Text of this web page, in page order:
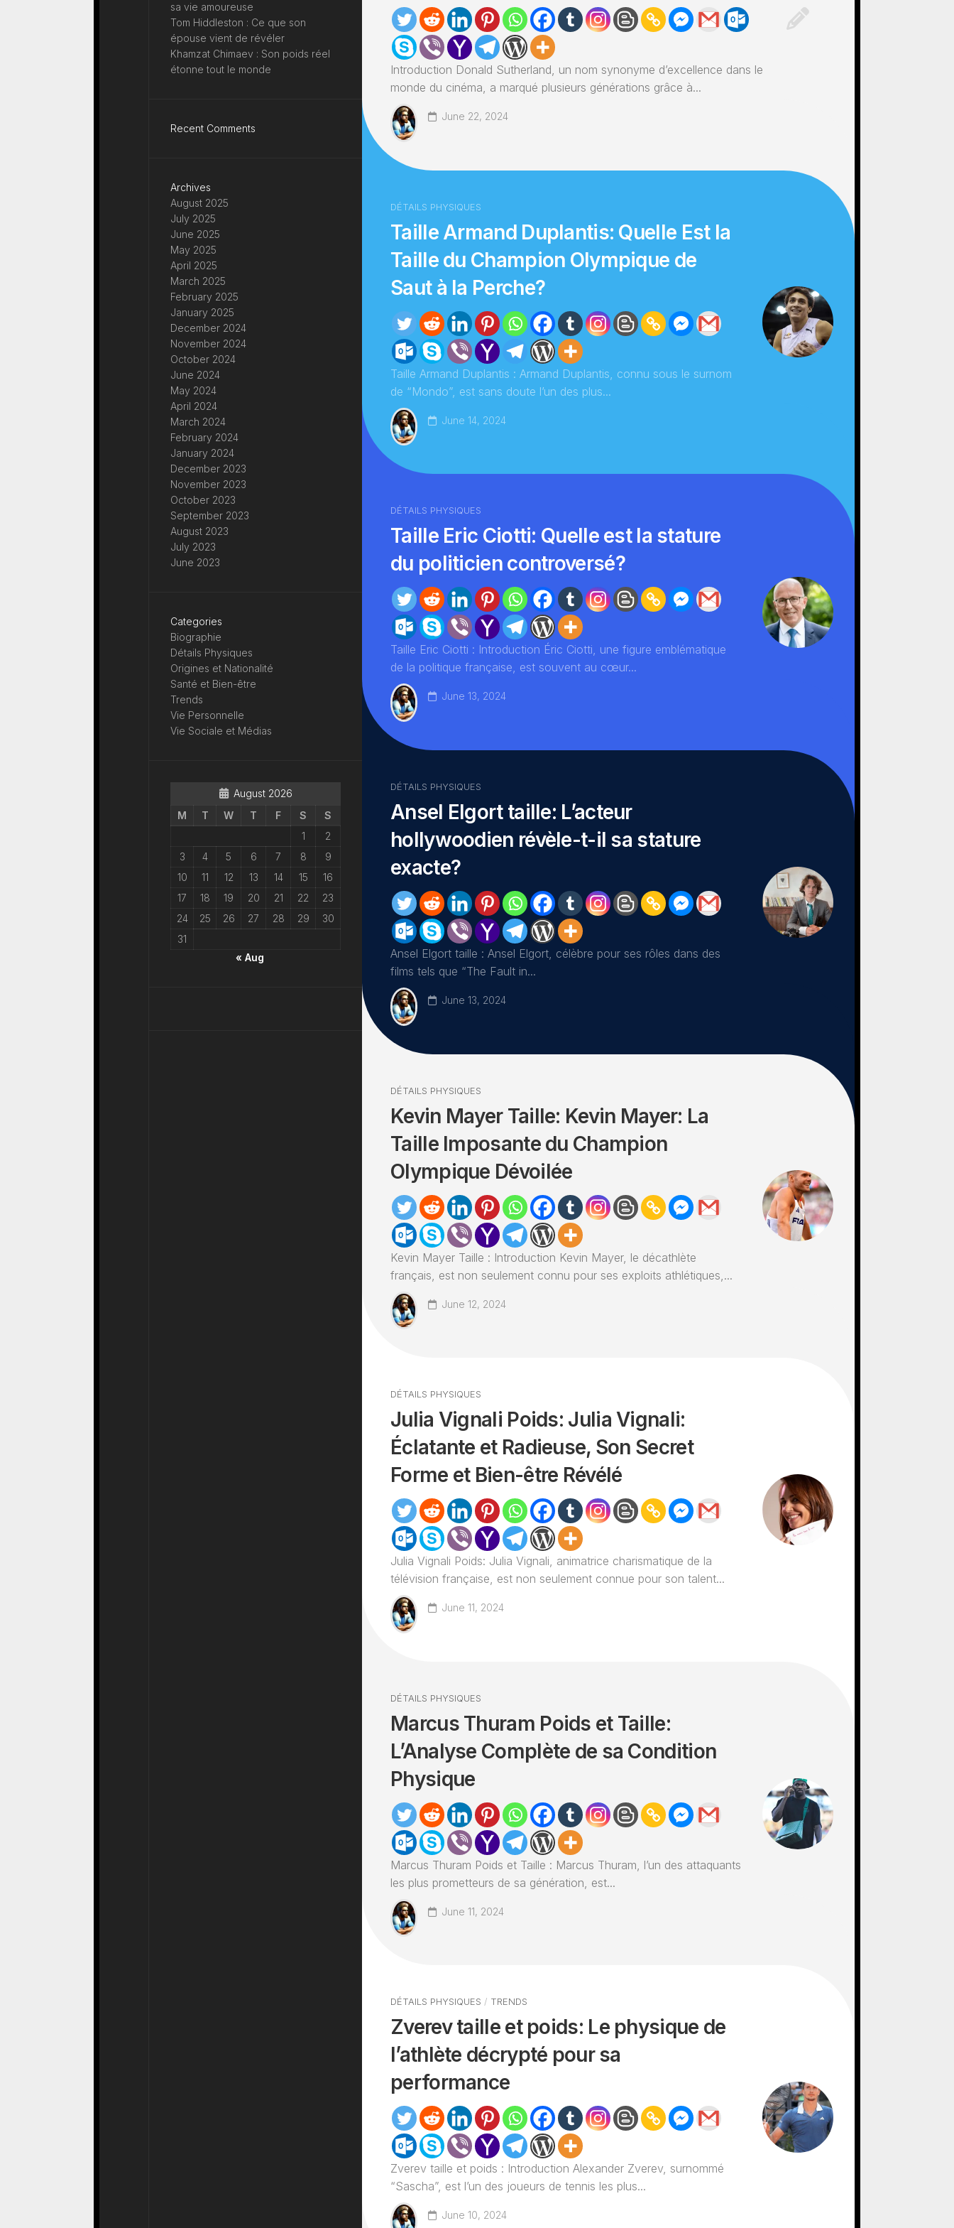
Introduction Donald Sutherland, un nom synonyme d’excellence dans le
monde du cinéma, a marqué plusieurs générations grâce à...
June 22, 2024
DÉTAILS PHYSIQUES
Taille Armand Duplantis: Quelle Est la
Taille du Champion Olympique de
Saut à la Perche?
Taille Armand Duplantis : Armand Duplantis, connu sous le surnom
de “Mondo”, est sans doute l’un des plus...
June 14, 2024
DÉTAILS PHYSIQUES
Taille Eric Ciotti: Quelle est la stature
du politicien controversé?
Taille Eric Ciotti : Introduction Éric Ciotti, une figure emblématique
de la politique française, est souvent au cœur...
June 13, 2024
DÉTAILS PHYSIQUES
Ansel Elgort taille: L’acteur
hollywoodien révèle-t-il sa stature
exacte?
Ansel Elgort taille : Ansel Elgort, célèbre pour ses rôles dans des
films tels que “The Fault in...
June 13, 2024
DÉTAILS PHYSIQUES
Kevin Mayer Taille: Kevin Mayer: La
Taille Imposante du Champion
Olympique Dévoilée
Kevin Mayer Taille : Introduction Kevin Mayer, le décathlète
français, est non seulement connu pour ses exploits athlétiques,...
June 12, 2024
DÉTAILS PHYSIQUES
Julia Vignali Poids: Julia Vignali:
Éclatante et Radieuse, Son Secret
Forme et Bien-être Révélé
Julia Vignali Poids: Julia Vignali, animatrice charismatique de la
télévision française, est non seulement connue pour son talent...
June 11, 2024
DÉTAILS PHYSIQUES
Marcus Thuram Poids et Taille:
L’Analyse Complète de sa Condition
Physique
Marcus Thuram Poids et Taille : Marcus Thuram, l’un des attaquants
les plus prometteurs de sa génération, est...
June 11, 2024
DÉTAILS PHYSIQUES / TRENDS
Zverev taille et poids: Le physique de
l’athlète décrypté pour sa
performance
Zverev taille et poids : Introduction Alexander Zverev, surnommé
“Sascha”, est l’un des joueurs de tennis les plus...
June 10, 2024
sa vie amoureuse
Tom Hiddleston : Ce que son
épouse vient de révéler
Khamzat Chimaev : Son poids réel
étonne tout le monde
Recent Comments
Archives
August 2025
July 2025
June 2025
May 2025
April 2025
March 2025
February 2025
January 2025
December 2024
November 2024
October 2024
June 2024
May 2024
April 2024
March 2024
February 2024
January 2024
December 2023
November 2023
October 2023
September 2023
August 2023
July 2023
June 2023
Categories
Biographie
Détails Physiques
Origines et Nationalité
Santé et Bien-être
Trends
Vie Personnelle
Vie Sociale et Médias
August 2026
M
T W T F S
S
1
2
3
4 5 6 7 8
9
10
11 12 13 14 15
16
17
18 19 20 21 22
23
24
25 26 27 28 29
30
31
« Aug